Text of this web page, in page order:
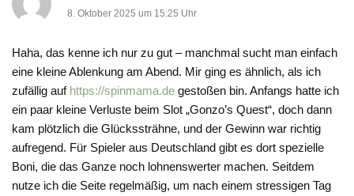
8. Oktober 2025 um 15:25 Uhr
Haha, das kenne ich nur zu gut – manchmal sucht man einfach
eine kleine Ablenkung am Abend. Mir ging es ähnlich, als ich
zufällig auf https://spinmama.de gestoßen bin. Anfangs hatte ich
ein paar kleine Verluste beim Slot „Gonzo’s Quest“, doch dann
kam plötzlich die Glückssträhne, und der Gewinn war richtig
aufregend. Für Spieler aus Deutschland gibt es dort spezielle
Boni, die das Ganze noch lohnenswerter machen. Seitdem
nutze ich die Seite regelmäßig, um nach einem stressigen Tag